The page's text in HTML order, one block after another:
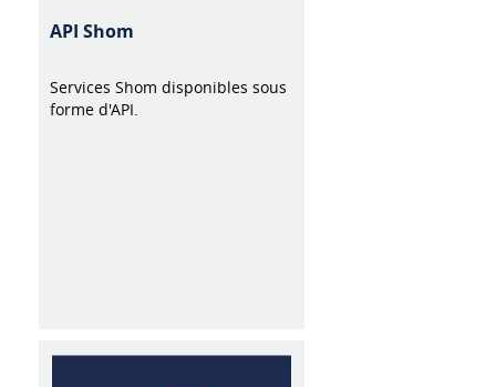
API Shom
Services Shom disponibles sous
forme d'API.